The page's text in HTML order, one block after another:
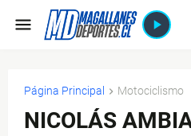
Página Principal Motociclismo
NICOLÁS